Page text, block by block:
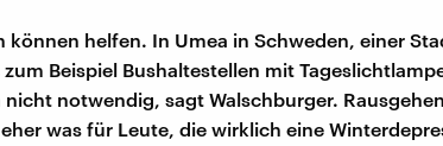
können helfen. In Umea in Schweden, einer
Beispiel Bushaltestellen mit
notwendig, sagt Walschburger.
was für Leute, die wirklich eine